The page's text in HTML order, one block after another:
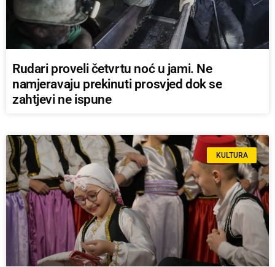
Rudari proveli četvrtu noć u jami. Ne
namjeravaju prekinuti prosvjed dok se
zahtjevi ne ispune
KULTURA